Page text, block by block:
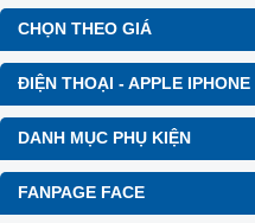
CHỌN THEO GIÁ
ĐIỆN THOẠI - APPLE IPHONE
DANH MỤC PHỤ KIỆN
FANPAGE FACE